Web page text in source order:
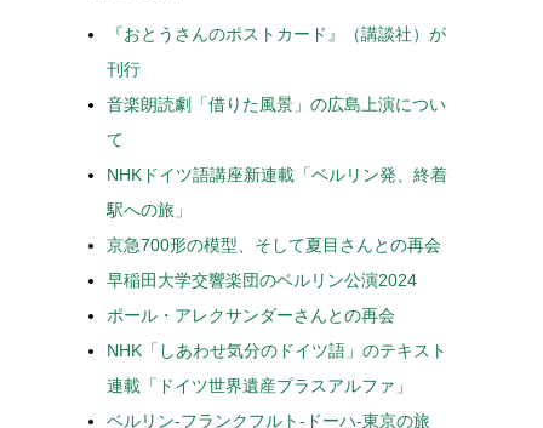
『おとうさんのポストカード』（講談社）が
刊行
音楽朗読劇「借りた風景」の広島上演につい
て
NHKドイツ語講座新連載「ベルリン発、終着
駅への旅」
京急700形の模型、そして夏目さんとの再会
早稲田大学交響楽団のベルリン公演2024
ポール・アレクサンダーさんとの再会
NHK「しあわせ気分のドイツ語」のテキスト
連載「ドイツ世界遺産プラスアルファ」
ベルリン-フランクフルト-ドーハ-東京の旅